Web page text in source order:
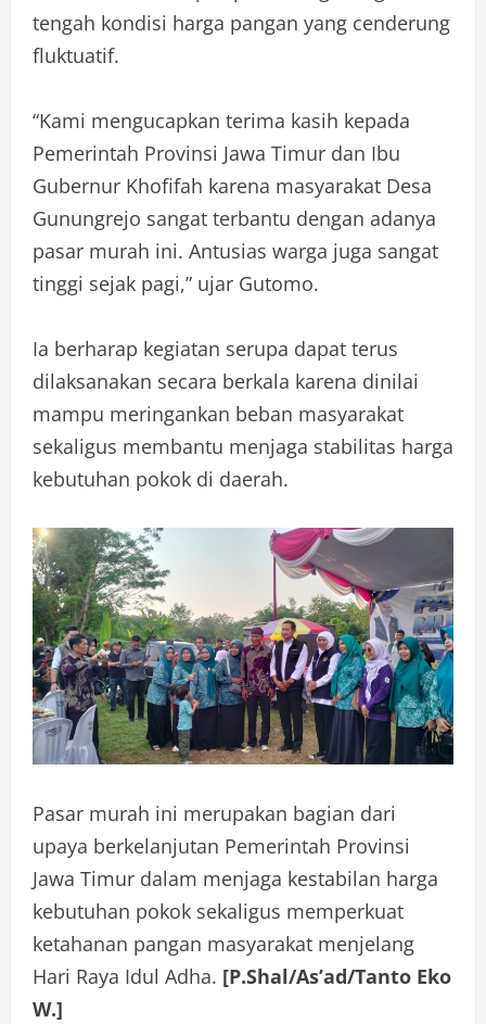
tengah kondisi harga pangan yang cenderung
fluktuatif.
“Kami mengucapkan terima kasih kepada
Pemerintah Provinsi Jawa Timur dan Ibu
Gubernur Khofifah karena masyarakat Desa
Gunungrejo sangat terbantu dengan adanya
pasar murah ini. Antusias warga juga sangat
tinggi sejak pagi,” ujar Gutomo.
Ia berharap kegiatan serupa dapat terus
dilaksanakan secara berkala karena dinilai
mampu meringankan beban masyarakat
sekaligus membantu menjaga stabilitas harga
kebutuhan pokok di daerah.
Pasar murah ini merupakan bagian dari
upaya berkelanjutan Pemerintah Provinsi
Jawa Timur dalam menjaga kestabilan harga
kebutuhan pokok sekaligus memperkuat
ketahanan pangan masyarakat menjelang
Hari Raya Idul Adha. [P.Shal/As’ad/Tanto Eko
W.]